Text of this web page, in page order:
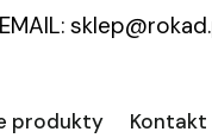
EMAIL:
produkty Kontakt